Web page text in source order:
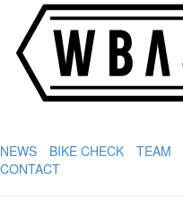
NEWS BIKE CHECK TEAM
CONTACT